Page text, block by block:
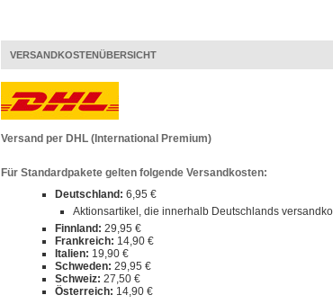
VERSANDKOSTENÜBERSICHT
Versand per DHL (International Premium)
Für Standardpakete gelten folgende Versandkosten:
Deutschland: 6,95 €
Aktionsartikel, die innerhalb Deutschlands
Finnland: 29,95 €
Frankreich: 14,90 €
Italien: 19,90 €
Schweden: 29,95 €
Schweiz: 27,50 €
Österreich: 14,90 €